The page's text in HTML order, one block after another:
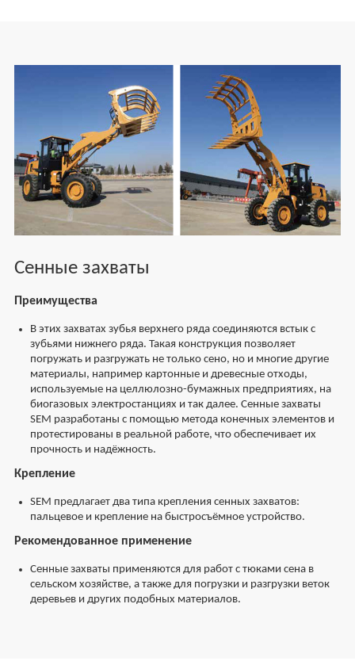
Сенные захваты
Преимущества
В этих захватах зубья верхнего ряда соединяются встык с
зубьями нижнего ряда. Такая конструкция позволяет
погружать и разгружать не только сено, но и многие другие
материалы, например картонные и древесные отходы,
используемые на целлюлозно-бумажных предприятиях, на
биогазовых электростанциях и так далее. Сенные захваты
SEM разработаны с помощью метода конечных элементов и
протестированы в реальной работе, что обеспечивает их
прочность и надёжность.
Крепление
SEM предлагает два типа крепления сенных захватов:
пальцевое и крепление на быстросъёмное устройство.
Рекомендованное применение
Сенные захваты применяются для работ с тюками сена в
сельском хозяйстве, а также для погрузки и разгрузки веток
деревьев и других подобных материалов.